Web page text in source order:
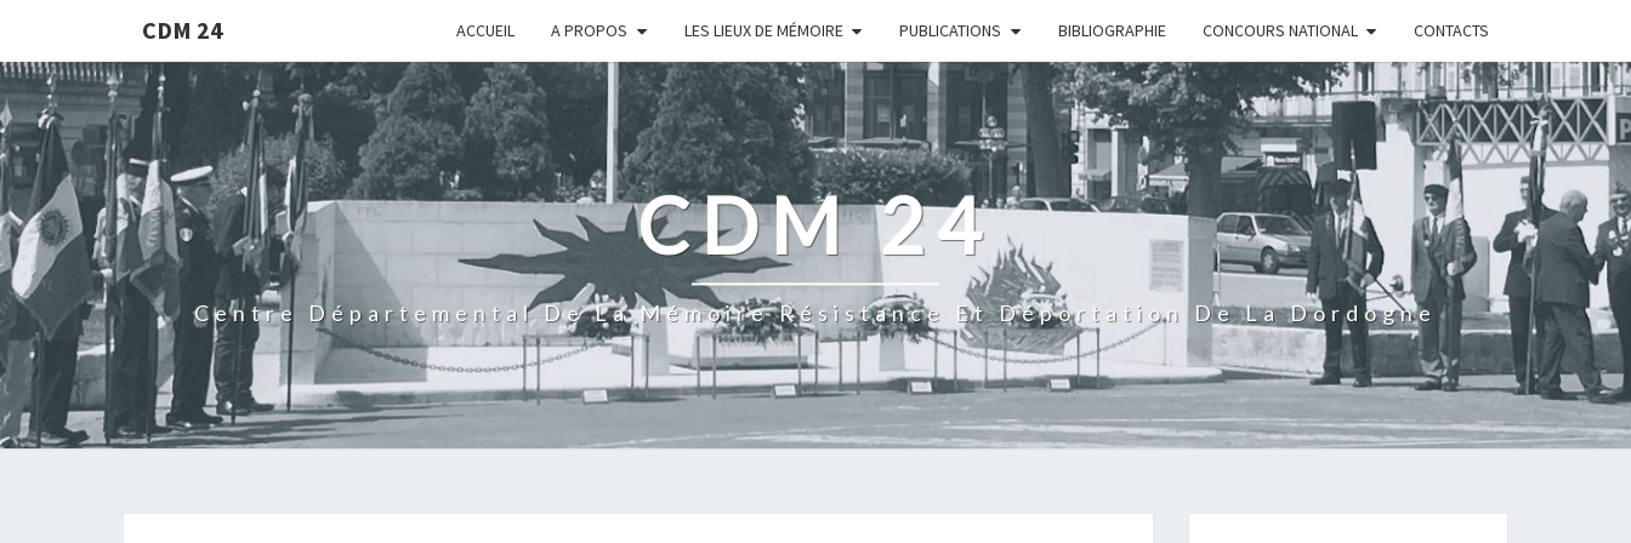
CDM 24 ACCUEIL A PROPOS LES LIEUX DE MÉMOIRE PUBLICATIONS BIBLIOGRAPHIE CONCOURS NATIONAL CONTACTS
CDM 24
Centre Départemental De La Mémoire Résistance Et Déportation De La Dordogne